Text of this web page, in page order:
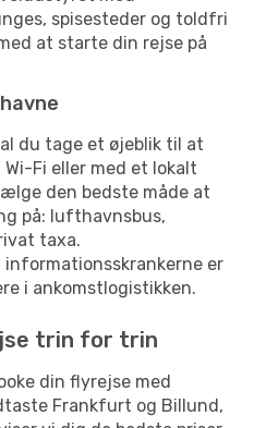
spisesteder og toldfri
at starte din rejse på
du tage et øjeblik til at
Fi eller med et lokalt
den bedste måde at
på: lufthavnsbus,
taxa.
er
i ankomstlogistikken.
trin for trin
din flyrejse med
Frankfurt og Billund,